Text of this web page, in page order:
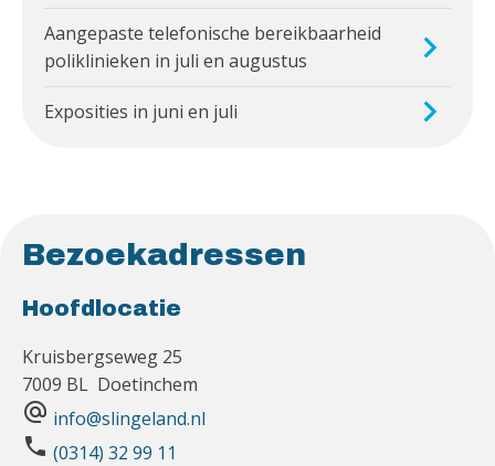
Aangepaste telefonische bereikbaarheid
poliklinieken in juli en augustus
Exposities in juni en juli
Bezoekadressen
Hoofdlocatie
Kruisbergseweg 25
7009 BL Doetinchem
alternate_email info@slingeland.nl
phone (0314) 32 99 11